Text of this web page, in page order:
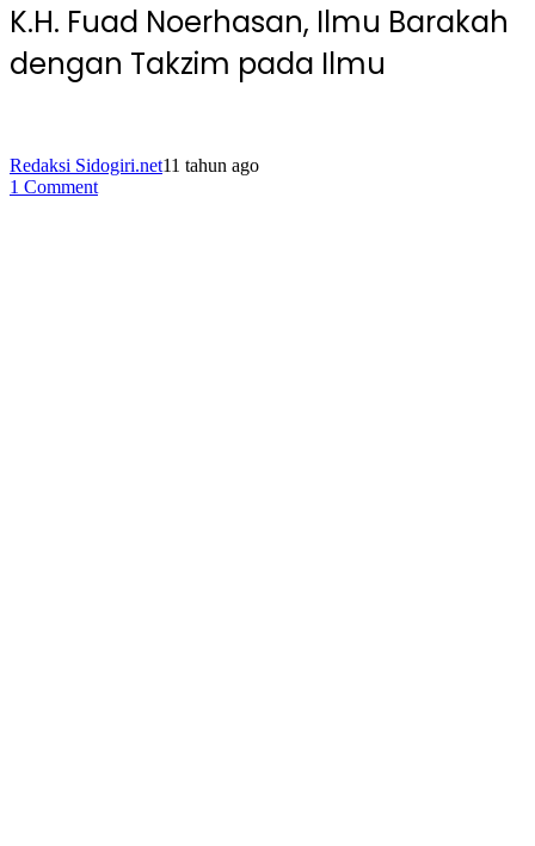
K.H. Fuad Noerhasan, Ilmu Barakah
dengan Takzim pada Ilmu
Redaksi Sidogiri.net11 tahun ago
1 Comment